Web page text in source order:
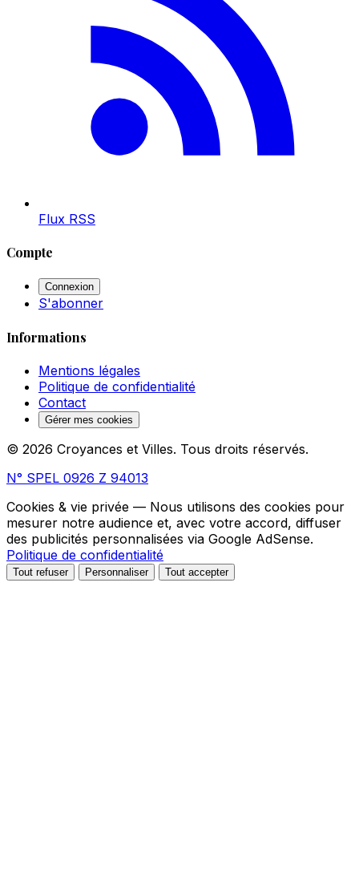
Flux RSS
Compte
Connexion
S'abonner
Informations
Mentions légales
Politique de confidentialité
Contact
Gérer mes cookies
© 2026 Croyances et Villes. Tous droits réservés.
N° SPEL 0926 Z 94013
Cookies & vie privée — Nous utilisons des cookies pour
mesurer notre audience et, avec votre accord, diffuser
des publicités personnalisées via Google AdSense.
Politique de confidentialité
Tout refuser Personnaliser Tout accepter